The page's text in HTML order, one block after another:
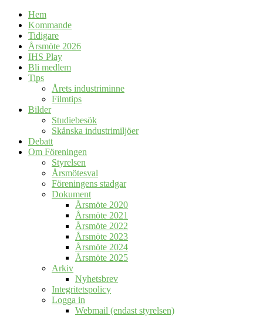
Hem
Kommande
Tidigare
Årsmöte 2026
IHS Play
Bli medlem
Tips
Årets industriminne
Filmtips
Bilder
Studiebesök
Skånska industrimiljöer
Debatt
Om Föreningen
Styrelsen
Årsmötesval
Föreningens stadgar
Dokument
Årsmöte 2020
Årsmöte 2021
Årsmöte 2022
Årsmöte 2023
Årsmöte 2024
Årsmöte 2025
Arkiv
Nyhetsbrev
Integritetspolicy
Logga in
Webmail (endast styrelsen)